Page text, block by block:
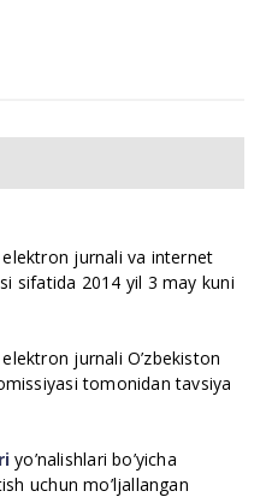
elektron jurnali va internet
sifatida 2014 yil 3 may kuni
elektron jurnali O’zbekiston
tomonidan tavsiya
yo’nalishlari bo’yicha
uchun mo’ljallangan